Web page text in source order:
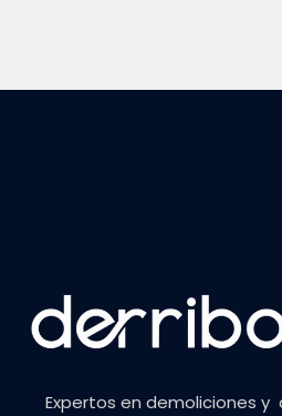
Expertos en demoliciones